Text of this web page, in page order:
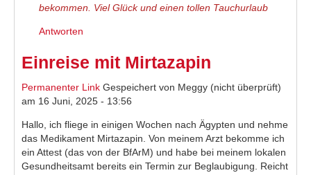
bekommen. Viel Glück und einen tollen Tauchurlaub
Antworten
Einreise mit Mirtazapin
Permanenter Link Gespeichert von Meggy (nicht überprüft)
am 16 Juni, 2025 - 13:56
Hallo, ich fliege in einigen Wochen nach Ägypten und nehme
das Medikament Mirtazapin. Von meinem Arzt bekomme ich
ein Attest (das von der BfArM) und habe bei meinem lokalen
Gesundheitsamt bereits ein Termin zur Beglaubigung. Reicht